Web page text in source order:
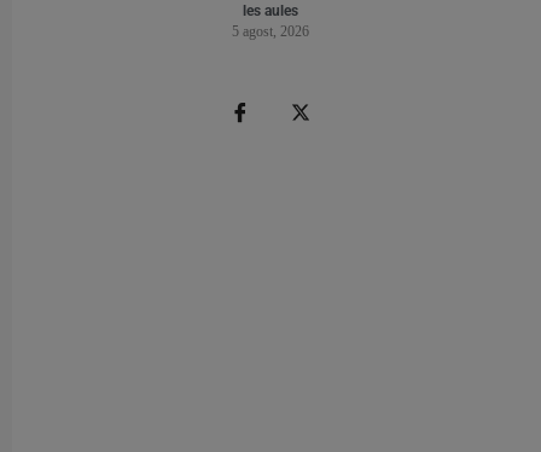
les aules
5 agost, 2026